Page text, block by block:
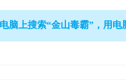
脑上搜索“金山毒霸”，用电